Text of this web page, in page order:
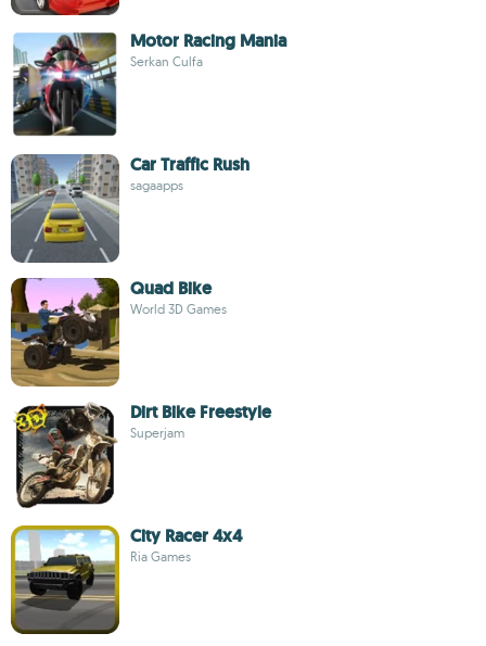
Motor Racing Mania
Serkan Culfa
Car Traffic Rush
sagaapps
Quad Bike
World 3D Games
Dirt Bike Freestyle
Superjam
City Racer 4x4
Ria Games